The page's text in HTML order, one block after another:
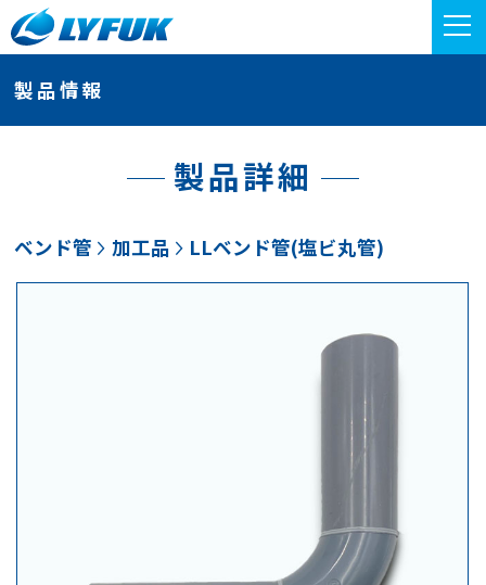
製品情報
製品詳細
ベンド管 加工品 LLベンド管(塩ビ丸管)